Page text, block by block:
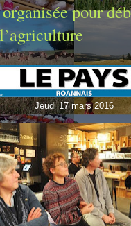
pour
Jeudi 17 mars 2016